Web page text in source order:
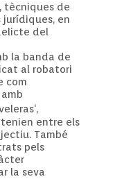
tècniques de
jurídiques, en
del
la banda de
al robatori
com
‘,
entre els
També
pels
la seva